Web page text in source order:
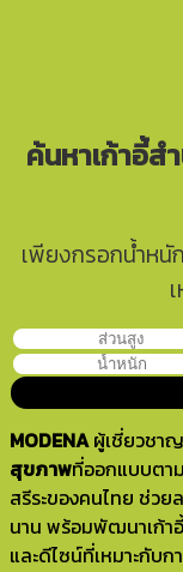
ค้นหาเก้าอี้ส
เพียงกรอกน้ำหนั
MODENAผู้เชี่ยวชา
สุขภาพที่ออกแบบตา
สรีระของคนไทย ช่วย
นาน พร้อมพัฒนาเก้า
และดีไซน์ที่เหมาะกับ